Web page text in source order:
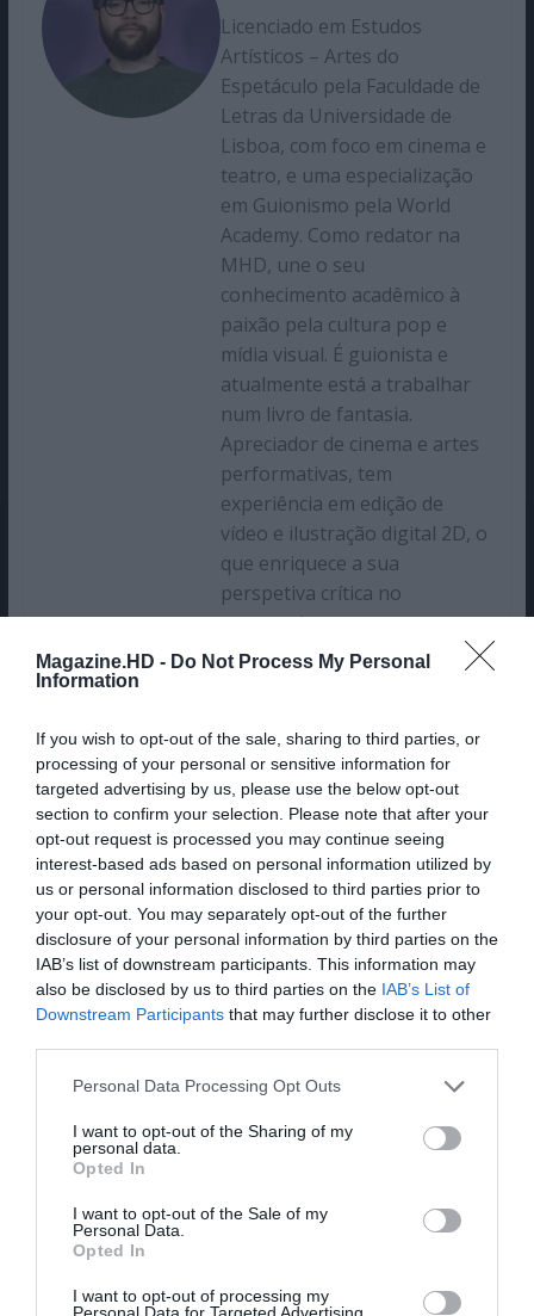
Magazine.HD - Do Not Process My Personal
Information
If you wish to opt-out of the sale, sharing to third parties, or
processing of your personal or sensitive information for
targeted advertising by us, please use the below opt-out
section to confirm your selection. Please note that after your
opt-out request is processed you may continue seeing
interest-based ads based on personal information utilized by
us or personal information disclosed to third parties prior to
your opt-out. You may separately opt-out of the further
disclosure of your personal information by third parties on the
IAB’s list of downstream participants. This information may
also be disclosed by us to third parties on the IAB’s List of
Downstream Participants that may further disclose it to other
Personal Data Processing Opt Outs
I want to opt-out of the Sharing of my
personal data.
Opted In
I want to opt-out of the Sale of my
Personal Data.
Opted In
I want to opt-out of processing my
Personal Data for Targeted Advertising.
Licenciado em Estudos
Artísticos – Artes do
Espetáculo pela Faculdade de
Letras da Universidade de
Lisboa, com foco em cinema e
teatro, e uma especialização
em Guionismo pela World
Academy. Como redator na
MHD, une o seu
conhecimento acadêmico à
paixão pela cultura pop e
mídia visual. É guionista e
atualmente está a trabalhar
num livro de fantasia.
Apreciador de cinema e artes
performativas, tem
experiência em edição de
vídeo e ilustração digital 2D, o
que enriquece a sua
perspetiva crítica no
entretenimento.
ESTA OPERADORA NÃO DÁ
DESCANSO E RESPONDE À DIGI
COM PREÇOS MUITO
COMPETITIVOS
Share This Post: